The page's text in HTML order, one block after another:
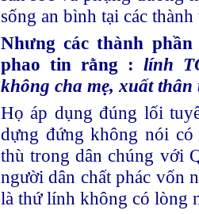
sống an bình tại các
Nhưng các thành
phao tin rằng : lính
không cha mẹ, xuất
Họ áp dụng đúng lối
dựng đứng không nói
thù trong dân chúng với
người dân chất phác vốn
là thứ lính không có lòng